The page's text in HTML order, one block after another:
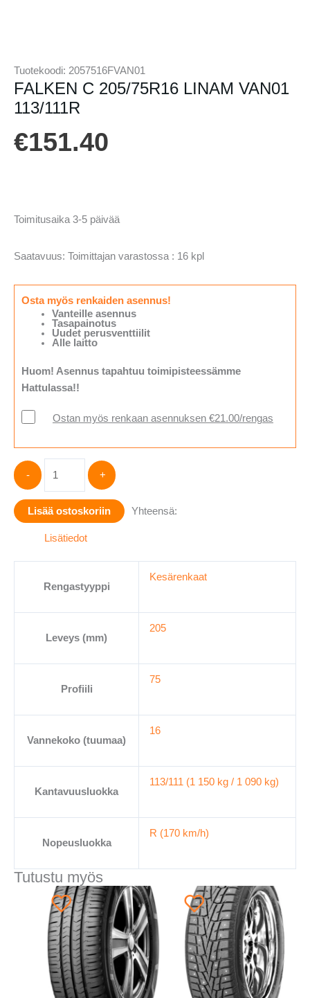
Tuotekoodi: 2057516FVAN01
FALKEN C 205/75R16 LINAM VAN01
113/111R
€151.40
Toimitusaika 3-5 päivää
Saatavuus: Toimittajan varastossa : 16 kpl
Osta myös renkaiden asennus!
Vanteille asennus
Tasapainotus
Uudet perusventtiilit
Alle laitto
Huom! Asennus tapahtuu toimipisteessämme
Hattulassa!!
Ostan myös renkaan asennuksen €21.00/rengas
-
205/75R16
LINAM
VAN01
+
Lisää ostoskoriin Yhteensä:
Lisätiedot
Rengastyyppi
Kesärenkaat
Leveys (mm)
205
Profiili
75
Vannekoko (tuumaa)
16
Kantavuusluokka
113/111 (1 150 kg / 1 090 kg)
Nopeusluokka
R (170 km/h)
Tutustu myös